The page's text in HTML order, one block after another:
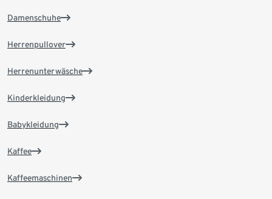
Damenschuhe
Herrenpullover
Herrenunterwäsche
Kinderkleidung
Babykleidung
Kaffee
Kaffeemaschinen